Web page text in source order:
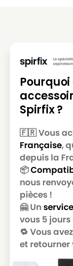
Spirfix ?
🇫🇷 Vous
Française,
depuis la
📦
nous
pièces !
🤗 Un
vous 5 jours
🔁 Vous avez
et